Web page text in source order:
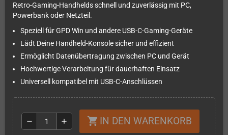
Retro-Gaming-Handhelds schnell und zuverlässig mit PC,
Powerbank oder Netzteil.
Speziell für GPD Win und andere USB-C-Gaming-Geräte
Lädt Deine Handheld-Konsole sicher und effizient
Ermöglicht Datenübertragung zwischen PC und Gerät
Hochwertige Verarbeitung für dauerhaften Einsatz
Universell kompatibel mit USB-C-Anschlüssen
remove add shopping_cart IN DEN WARENKORB